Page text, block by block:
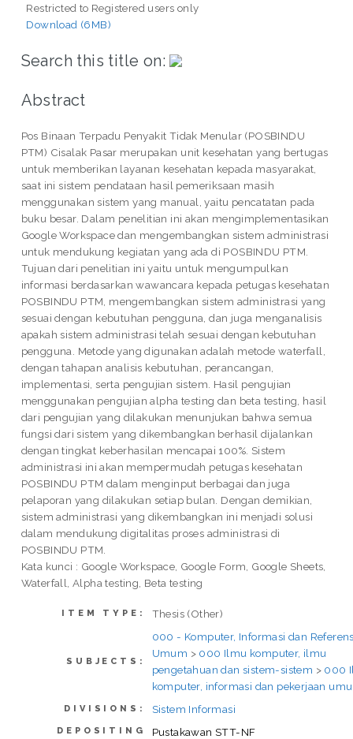
Restricted to Registered users only
Download (6MB)
Search this title on:
Abstract
Pos Binaan Terpadu Penyakit Tidak Menular (POSBINDU
PTM) Cisalak Pasar merupakan unit kesehatan yang bertugas
untuk memberikan layanan kesehatan kepada masyarakat,
saat ini sistem pendataan hasil pemeriksaan masih
menggunakan sistem yang manual, yaitu pencatatan pada
buku besar. Dalam penelitian ini akan mengimplementasikan
Google Workspace dan mengembangkan sistem administrasi
untuk mendukung kegiatan yang ada di POSBINDU PTM.
Tujuan dari penelitian ini yaitu untuk mengumpulkan
informasi berdasarkan wawancara kepada petugas kesehatan
POSBINDU PTM, mengembangkan sistem administrasi yang
sesuai dengan kebutuhan pengguna, dan juga menganalisis
apakah sistem administrasi telah sesuai dengan kebutuhan
pengguna. Metode yang digunakan adalah metode waterfall,
dengan tahapan analisis kebutuhan, perancangan,
implementasi, serta pengujian sistem. Hasil pengujian
menggunakan pengujian alpha testing dan beta testing, hasil
dari pengujian yang dilakukan menunjukan bahwa semua
fungsi dari sistem yang dikembangkan berhasil dijalankan
dengan tingkat keberhasilan mencapai 100%. Sistem
administrasi ini akan mempermudah petugas kesehatan
POSBINDU PTM dalam menginput berbagai dan juga
pelaporan yang dilakukan setiap bulan. Dengan demikian,
sistem administrasi yang dikembangkan ini menjadi solusi
dalam mendukung digitalitas proses administrasi di
POSBINDU PTM.
Kata kunci : Google Workspace, Google Form, Google Sheets,
Waterfall, Alpha testing, Beta testing
ITEM TYPE: Thesis (Other)
SUBJECTS:
000 - Komputer, Informasi dan
Umum > 000 Ilmu komputer, ilmu
pengetahuan dan sistem-sistem > 000
komputer, informasi dan pekerjaan
DIVISIONS: Sistem Informasi
DEPOSITING Pustakawan STT-NF